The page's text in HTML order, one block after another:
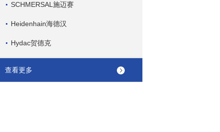
SCHMERSAL施迈赛
Heidenhain海德汉
Hydac贺德克
查看更多